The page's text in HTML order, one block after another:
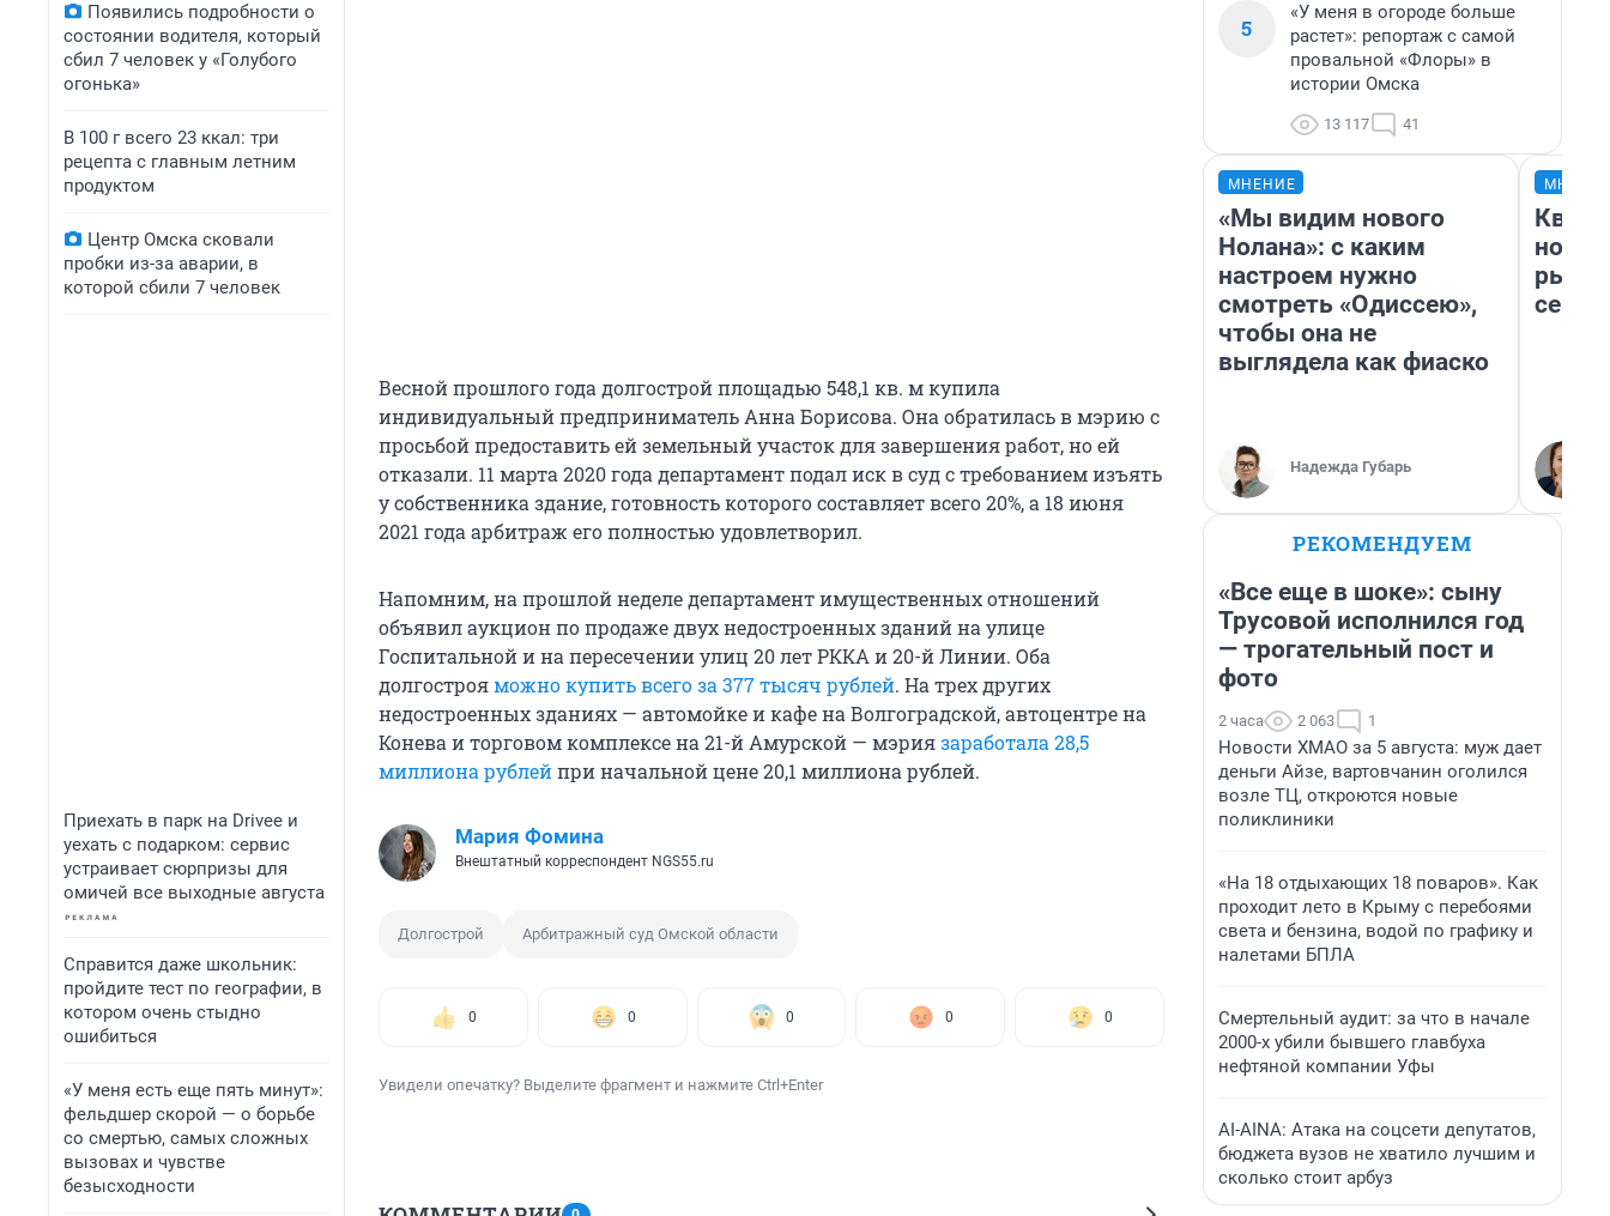
Появились подробности о
состоянии водителя, который
сбил 7 человек у «Голубого
огонька»
В 100 г всего 23 ккал: три
рецепта с главным летним
продуктом
Центр Омска сковали
пробки из-за аварии, в
которой сбили 7 человек
Приехать в парк на Drivee и
уехать с подарком: сервис
устраивает сюрпризы для
омичей все выходные августа
Справится даже школьник:
пройдите тест по географии, в
котором очень стыдно
ошибиться
«У меня есть еще пять минут»:
фельдшер скорой — о борьбе
со смертью, самых сложных
вызовах и чувстве
безысходности
Весной прошлого года долгострой площадью 548,1 кв. м купила
индивидуальный предприниматель Анна Борисова. Она обратилась в мэрию с
просьбой предоставить ей земельный участок для завершения работ, но ей
отказали. 11 марта 2020 года департамент подал иск в суд с требованием изъять
у собственника здание, готовность которого составляет всего 20%, а 18 июня
2021 года арбитраж его полностью удовлетворил.
Напомним, на прошлой неделе департамент имущественных отношений
объявил аукцион по продаже двух недостроенных зданий на улице
Госпитальной и на пересечении улиц 20 лет РККА и 20-й Линии. Оба
долгострояможно купить всего за 377 тысяч рублей. На трех других
недостроенных зданиях — автомойке и кафе на Волгоградской, автоцентре на
Конева и торговом комплексе на 21-й Амурской — мэриязаработала 28,5
миллиона рублейпри начальной цене 20,1 миллиона рублей.
Мария Фомина
Внештатный корреспондент NGS55.ru
Долгострой Арбитражный суд Омской области
0 0 0 0 0
Увидели опечатку? Выделите фрагмент и нажмите Ctrl+Enter
5
«У меня в огороде больше
растет»: репортаж с самой
провальной «Флоры» в
истории Омска
13 117 41
МНЕНИЕ
«Мы видим нового
Нолана»: с каким
настроем нужно
смотреть «Одиссею»,
чтобы она не
выглядела как фиаско
Надежда Губарь
но
РЕКОМЕНДУЕМ
«Все еще в шоке»: сыну
Трусовой исполнился год
— трогательный пост и
фото
2 часа 2 063 1
Новости ХМАО за 5 августа: муж дает
деньги Айзе, вартовчанин оголился
возле ТЦ, откроются новые
поликлиники
«На 18 отдыхающих 18 поваров». Как
проходит лето в Крыму с перебоями
света и бензина, водой по графику и
налетами БПЛА
Смертельный аудит: за что в начале
2000-х убили бывшего главбуха
нефтяной компании Уфы
AI-AINA: Атака на соцсети депутатов,
бюджета вузов не хватило лучшим и
сколько стоит арбуз